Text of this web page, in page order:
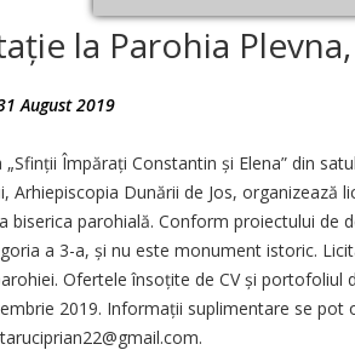
la Parohia
August 2019
„Sfinții Împărați Constantin și Elena” din
Arhiepiscopia Dunării de Jos,
biserica parohială. Conform proiectului de
a 3-a, și nu este monument istoric.
Ofertele însoțite de CV și portofoliul
2019. Informații suplimentare se pot
Noiembrie